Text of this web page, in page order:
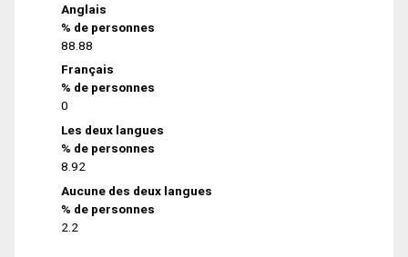
Anglais
% de personnes
88.88
Français
% de personnes
0
Les deux langues
% de personnes
8.92
Aucune des deux langues
% de personnes
2.2